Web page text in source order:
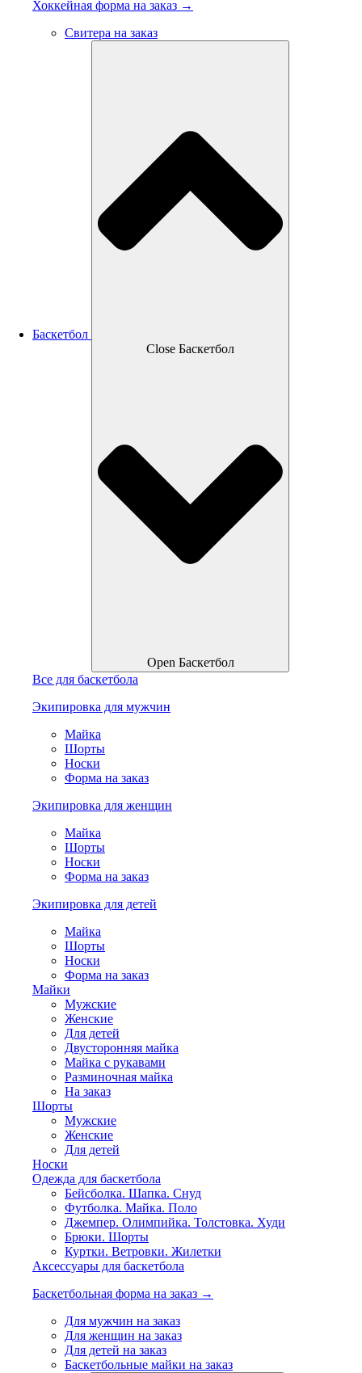
Хоккейная форма на заказ →
Свитера на заказ
Баскетбол
Close Баскетбол
Open Баскетбол
Все для баскетбола
Экипировка для мужчин
Майка
Шорты
Носки
Форма на заказ
Экипировка для женщин
Майка
Шорты
Носки
Форма на заказ
Экипировка для детей
Майка
Шорты
Носки
Форма на заказ
Майки
Мужские
Женские
Для детей
Двусторонняя майка
Майка с рукавами
Разминочная майка
На заказ
Шорты
Мужские
Женские
Для детей
Носки
Одежда для баскетбола
Бейсболка. Шапка. Снуд
Футболка. Майка. Поло
Джемпер. Олимпийка. Толстовка. Худи
Брюки. Шорты
Куртки. Ветровки. Жилетки
Аксессуары для баскетбола
Баскетбольная форма на заказ →
Для мужчин на заказ
Для женщин на заказ
Для детей на заказ
Баскетбольные майки на заказ